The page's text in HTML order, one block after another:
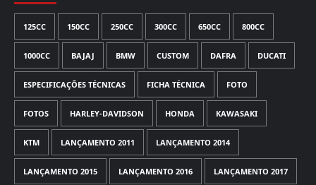
125CC 150CC 250CC 300CC 650CC 800CC
1000CC BAJAJ BMW CUSTOM DAFRA DUCATI
ESPECIFICAÇÕES TÉCNICAS FICHA TÉCNICA FOTO
FOTOS HARLEY-DAVIDSON HONDA KAWASAKI
KTM LANÇAMENTO 2011 LANÇAMENTO 2014
LANÇAMENTO 2015 LANÇAMENTO 2016 LANÇAMENTO 2017